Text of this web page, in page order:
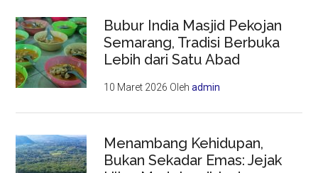
Bubur India Masjid Pekojan
Semarang, Tradisi Berbuka
Lebih dari Satu Abad
10 Maret 2026 Olehadmin
Menambang Kehidupan,
Bukan Sekadar Emas: Jejak